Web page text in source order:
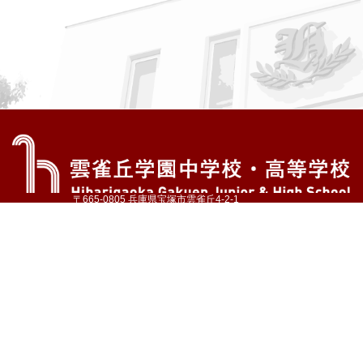
〒665-0805 兵庫県宝塚市雲雀丘4-2-1